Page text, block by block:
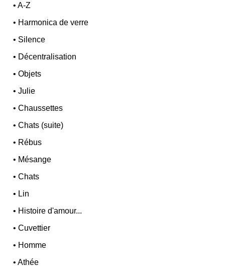
•A-Z
• Harmonica de verre
• Silence
• Décentralisation
•Objets
•Julie
•Chaussettes
•Chats (suite)
• Rébus
• Mésange
•Chats
• Lin
• Histoire d'amour...
•Cuvettier
• Homme
•Athée